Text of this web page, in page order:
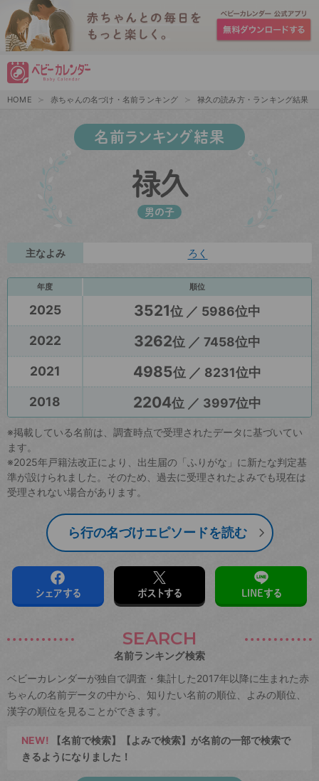
HOME 赤ちゃんの名づけ・名前ランキング 禄久の読み方・ランキング結果
名前ランキング結果
禄久
男の子
主なよみ ろく
年度 順位
2025 3521位 ／ 5986位中
2022
3262位 ／ 7458位中
2021
4985位 ／ 8231位中
2018
2204位 ／ 3997位中
※掲載している名前は、調査時点で受理されたデータに基づいてい
ます。
※2025年戸籍法改正により、出生届の「ふりがな」に新たな判定基
準が設けられました。そのため、過去に受理されたよみでも現在は
受理されない場合があります。
ら行の名づけエピソードを読む
シェアする ポストする LINEする
SEARCH
名前ランキング検索
ベビーカレンダーが独自で調査・集計した2017年以降に生まれた赤
ちゃんの名前データの中から、知りたい名前の順位、よみの順位、
漢字の順位を見ることができます。
NEW! 【名前で検索】【よみで検索】が名前の一部で検索で
きるようになりました！